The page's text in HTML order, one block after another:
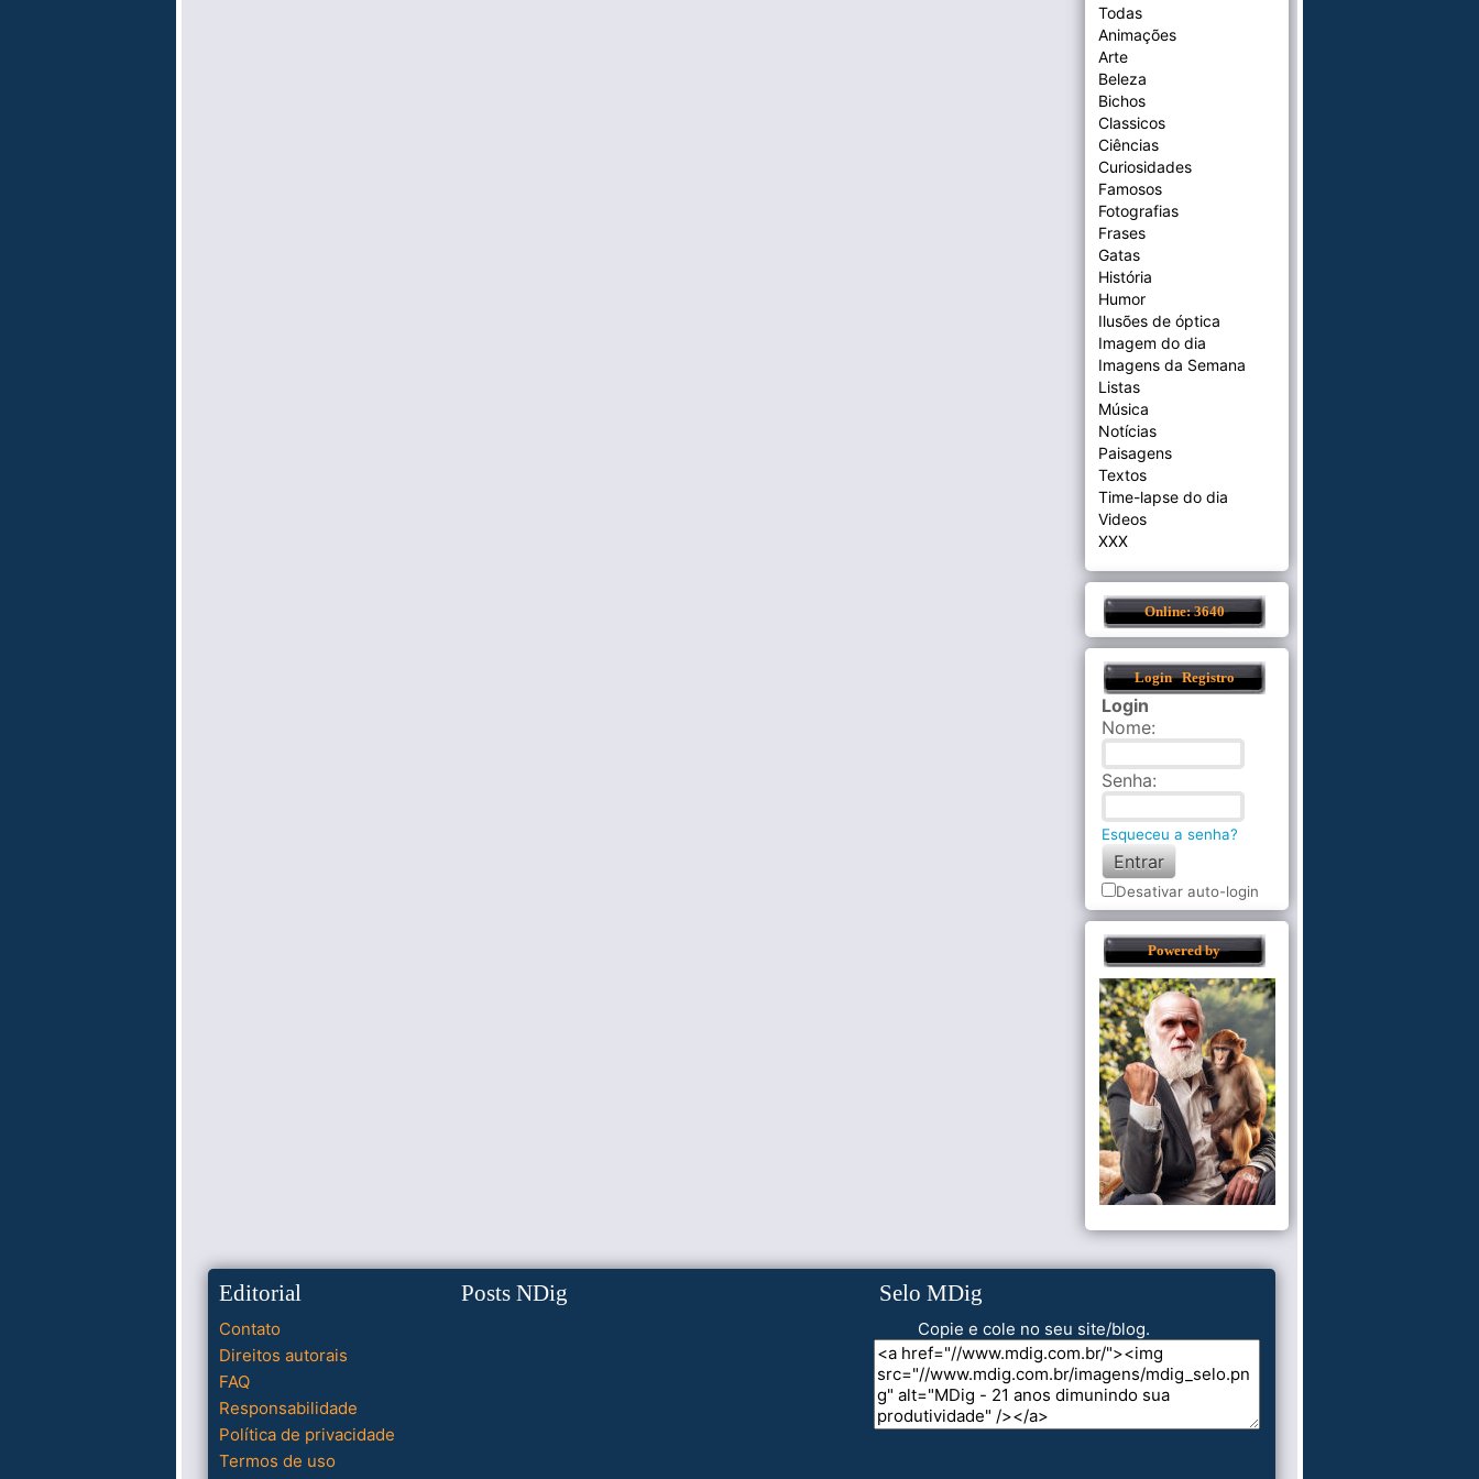
Todas
Animações
Arte
Beleza
Bichos
Classicos
Ciências
Curiosidades
Famosos
Fotografias
Frases
Gatas
História
Humor
Ilusões de óptica
Imagem do dia
Imagens da Semana
Listas
Música
Notícias
Paisagens
Textos
Time-lapse do dia
Videos
XXX
Online: 3640
Login Registro
Login
Nome:
Senha:
Esqueceu a senha?
Desativar auto-login
Powered by
Editorial
Contato
Direitos autorais
FAQ
Responsabilidade
Política de privacidade
Termos de uso
Posts NDig Selo MDig
Copie e cole no seu site/blog.